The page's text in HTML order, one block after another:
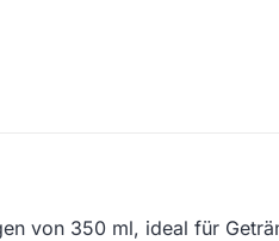
von 350 ml, ideal für